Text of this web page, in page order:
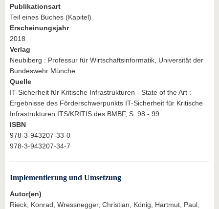
Publikationsart
Teil eines Buches (Kapitel)
Erscheinungsjahr
2018
Verlag
Neubiberg : Professur für Wirtschaftsinformatik, Universität der
Bundeswehr Münche
Quelle
IT-Sicherheit für Kritische Infrastrukturen - State of the Art :
Ergebnisse des Förderschwerpunkts IT-Sicherheit für Kritische
Infrastrukturen ITS/KRITIS des BMBF, S. 98 - 99
ISBN
978-3-943207-33-0
978-3-943207-34-7
Implementierung und Umsetzung
Autor(en)
Rieck, Konrad, Wressnegger, Christian, König, Hartmut, Paul,